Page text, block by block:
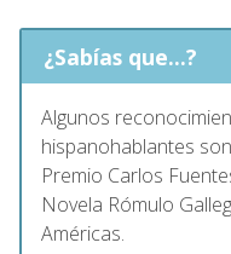
¿Sabías que...?
Algunos
hispanohablantes
Premio Carlos
Novela Rómulo
Américas.